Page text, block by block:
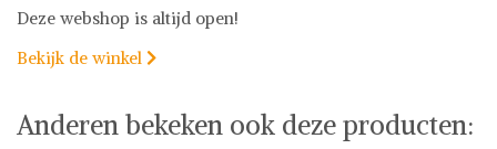
Deze webshop is altijd open!
Bekijk de winkel 
Anderen bekeken ook deze producten: